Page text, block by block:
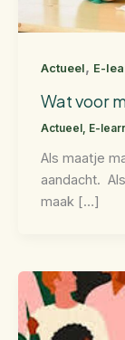
Actueel, E-
Wat voor
Actueel , E-
Als maatje
aandacht.
maak […]